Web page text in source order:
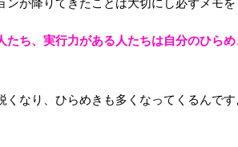
たち、実行力がある人たちは自分のひら
なり、ひらめきも多くなってくるんです